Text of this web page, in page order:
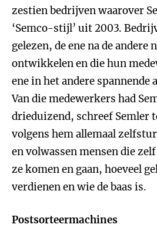
zestien bedrijven waarover
‘Semco-stijl’ uit 2003.
gelezen, de ene na de andere
ontwikkelen en die hun
ene in het andere
Van die medewerkers had
drieduizend, schreef Semler
volgens hem allemaal
en volwassen mensen die
ze komen en gaan, hoeveel
verdienen en wie de baas is.
Postsorteermachines